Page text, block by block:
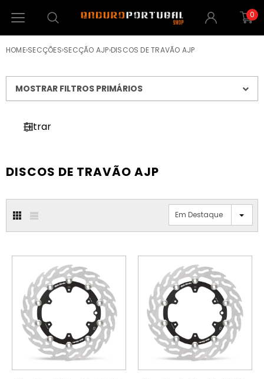
0
HOME›SECÇÕES›SECÇÃO AJP›DISCOS DE TRAVÃO AJP
MOSTRAR FILTROS PRIMÁRIOS
Filtrar
DISCOS DE TRAVÃO AJP
Em Destaque